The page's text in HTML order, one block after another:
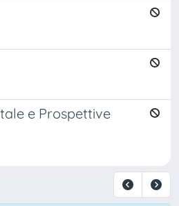
e Prospettive